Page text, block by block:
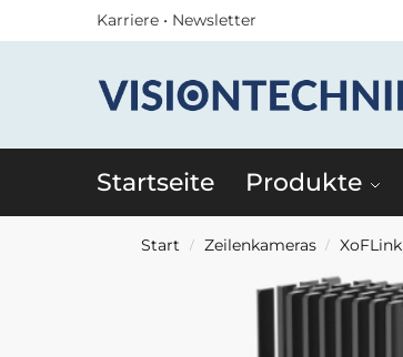
Karriere • Newsletter
Startseite Produkte
Start / Zeilenkameras / XoFLink